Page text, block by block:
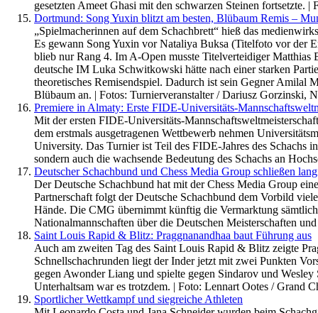
gesetzten Ameet Ghasi mit den schwarzen Steinen fortsetzte.
Dortmund: Song Yuxin blitzt am besten, Blübaum Remis –
„Spielmacherinnen auf dem Schachbrett“ hieß das
Es gewann Song Yuxin vor Nataliya Buksa (Titelfoto vor der
blieb nur Rang 4. Im A-Open musste Titelverteidiger Matthias
deutsche IM Luka Schwitkowski hätte nach einer starken
theoretisches Remisendspiel. Dadurch ist sein Gegner Amilal
Blübaum an. | Fotos: Turnierveranstalter / Dariusz Gorzinski,
Premiere in Almaty: Erste FIDE-Universitäts-
Mit der ersten FIDE-Universitäts-
dem erstmals ausgetragenen Wettbewerb nehmen
University. Das Turnier ist Teil des FIDE-Jahres des
sondern auch die wachsende Bedeutung des Schachs an
Deutscher Schachbund und Chess Media Group schließen
Der Deutsche Schachbund hat mit der Chess Media Group
Partnerschaft folgt der Deutsche Schachbund dem Vorbild
Hände. Die CMG übernimmt künftig die Vermarktung
Nationalmannschaften über die Deutschen Meisterschaften
Saint Louis Rapid & Blitz: Praggnanandhaa baut Führung aus
Auch am zweiten Tag des Saint Louis Rapid & Blitz zeigte
Schnellschachrunden liegt der Inder jetzt mit zwei Punkten
gegen Awonder Liang und spielte gegen Sindarov und
Unterhaltsam war es trotzdem. | Foto: Lennart Ootes / Grand
Sportlicher Wettkampf und siegreiche Athleten